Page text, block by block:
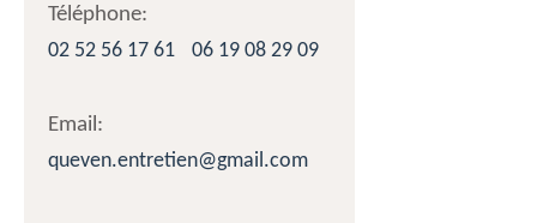
Téléphone:
02 52 56 17 61
06 19 08 29 09
Email:
queven.entretien@gmail.com